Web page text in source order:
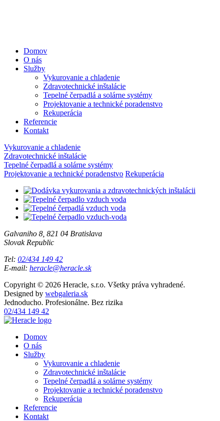
Domov
O nás
Služby
Vykurovanie a chladenie
Zdravotechnické inštalácie
Tepelné čerpadlá a solárne systémy
Projektovanie a technické poradenstvo
Rekuperácia
Referencie
Kontakt
Vykurovanie a chladenie
Zdravotechnické inštalácie
Tepelné čerpadlá a solárne systémy
Projektovanie a technické poradenstvo Rekuperácia
Galvaniho 8, 821 04 Bratislava
Slovak Republic
Tel: 02/434 149 42
E-mail: heracle@heracle.sk
Copyright © 2026 Heracle, s.r.o. Všetky práva vyhradené.
Designed by webgaleria.sk
Jednoducho. Profesionálne. Bez rizika
02/434 149 42
Domov
O nás
Služby
Vykurovanie a chladenie
Zdravotechnické inštalácie
Tepelné čerpadlá a solárne systémy
Projektovanie a technické poradenstvo
Rekuperácia
Referencie
Kontakt